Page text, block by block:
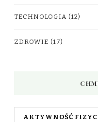
TECHNOLOGIA (12)
ZDROWIE (17)
AKTYWNOŚĆ